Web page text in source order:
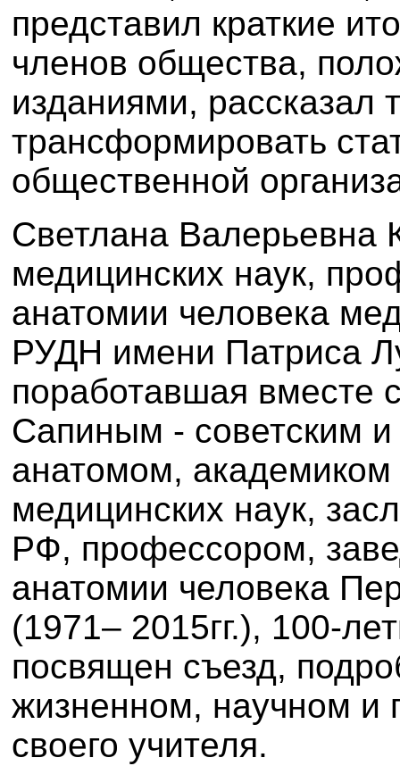
представил краткие
членов общества,
изданиями, рассказал
трансформировать
общественной
Светлана Валерьевна
медицинских наук,
анатомии человека
РУДН имени Патриса
поработавшая
Сапиным - советским
анатомом,
медицинских наук,
РФ, профессором,
анатомии человека
(1971– 2015гг.), 100-
посвящен съезд,
жизненном, научном и
своего учителя.